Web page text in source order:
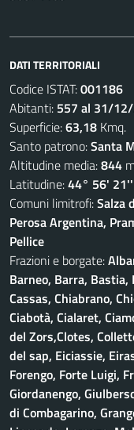
DATI TERRITORIALI
Codice ISTAT:001186
Abitanti: 557 al 31/
Superficie:63,18
Santo patrono:Santa
Altitudine media:844
Latitudine:44° 56' 21''
Comuni limitrofi:Salza
Perosa Argentina,
Pellice
Frazioni e borgate:
Barneo, Barra, Bastia,
Cassas, Chiabrano,
Ciabotà, Cialaret,
del Zors,Clotes,
del sap, Eiciassie,
Forengo, Forte Luigi,
Giordanengo,
di Combagarino,